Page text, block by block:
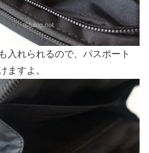
入れられるので、パスポート
ますよ。